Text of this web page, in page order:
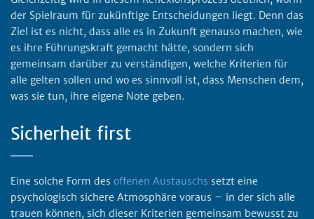
der Spielraum für zukünftige Entscheidungen liegt. Denn das
Ziel ist es nicht, dass alle es in Zukunft genauso machen, wie
es ihre Führungskraft gemacht hätte, sondern sich
gemeinsam darüber zu verständigen, welche Kriterien für
alle gelten sollen und wo es sinnvoll ist, dass Menschen dem,
was sie tun, ihre eigene Note geben.
Sicherheit first
Eine solche Form des offenen Austauschs setzt eine
psychologisch sichere Atmosphäre voraus – in der sich alle
trauen können, sich dieser Kriterien gemeinsam bewusst zu